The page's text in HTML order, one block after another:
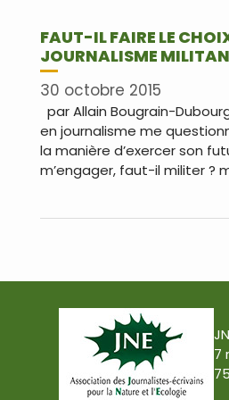
FAUT-IL FAIRE LE
JOURNALISME
30 octobre 2015
par Allain Bougrain-
en journalisme me
la manière d’exercer son
m’engager, faut-il militer ?
7